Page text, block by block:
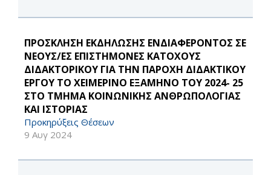
ΠΡΟΣΚΛΗΣΗ ΕΚΔΗΛΩΣΗΣ ΕΝΔΙΑΦΕΡΟΝΤΟΣ ΣΕ
ΝΕΟΥΣ/ΕΣ ΕΠΙΣΤΗΜΟΝΕΣ ΚΑΤΟΧΟΥΣ
ΔΙΔΑΚΤΟΡΙΚΟΥ ΓΙΑ ΤΗΝ ΠΑΡΟΧΗ ΔΙΔΑΚΤΙΚΟΥ
ΕΡΓΟΥ ΤΟ ΧΕΙΜΕΡΙΝΟ ΕΞΑΜΗΝΟ ΤΟΥ 2024- 25
ΣΤΟ ΤΜΗΜΑ ΚΟΙΝΩΝΙΚΗΣ ΑΝΘΡΩΠΟΛΟΓΙΑΣ
ΚΑΙ ΙΣΤΟΡΙΑΣ
Προκηρύξεις Θέσεων
9 Αυγ 2024